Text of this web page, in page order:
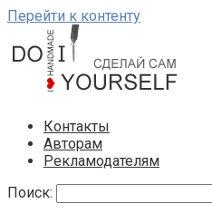
Перейти к контенту
Контакты
Авторам
Рекламодателям
Поиск: